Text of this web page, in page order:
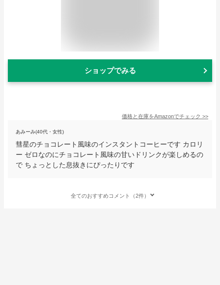
ショップでみる
価格と在庫をAmazonでチェック >>
あみーみ(40代・女性)
彗星のチョコレート風味のインスタントコーヒーです カロリ
ー ゼロなのにチョコレート風味の甘いドリンクが楽しめるの
で ちょっとした息抜きにぴったりです
全てのおすすめコメント（2件）